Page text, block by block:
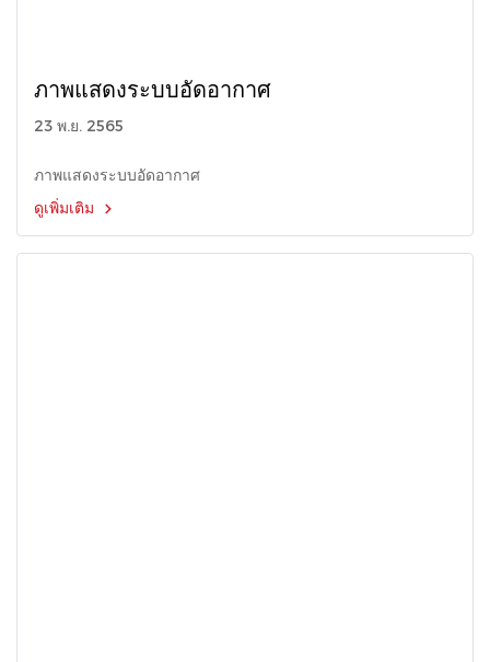
ภาพแสดงระบบอัดอากาศ
23 พ.ย. 2565
ภาพแสดงระบบอัดอากาศ
ดูเพิ่มเติม